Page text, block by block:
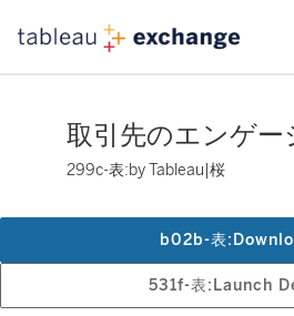
取引先のエンゲー
299c-表:by Tableau|桜
531f-表:Launch
b02b-表